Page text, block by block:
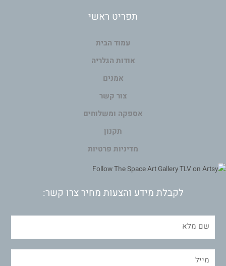
תפריט ראשי
עמוד הבית
אודות הגלריה
אמנים
צור קשר
אספקה ומשלוחים
תקנון
מדיניות פרטיות
לקבלת מידע והצעות מחיר צרו קשר: